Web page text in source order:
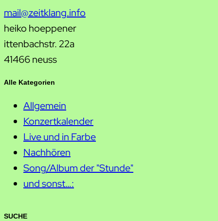
mail@zeitklang.info
heiko hoeppener
ittenbachstr. 22a
41466 neuss
Alle Kategorien
Allgemein
Konzertkalender
Live und in Farbe
Nachhören
Song/Album der "Stunde"
und sonst…:
SUCHE